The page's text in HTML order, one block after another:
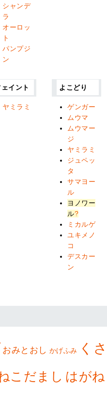
シャンデ
ラ
オーロッ
ト
パンプジ
ン
ェイント
ヤミラミ
よこどり
ゲンガー
ムウマ
ムウマー
ジ
ヤミラミ
ジュペッ
タ
サマヨー
ル
ヨノワー
ル?
ミカルゲ
ユキメノ
コ
デスカー
ン
おみとおし かげふみ くさ
こだまし はがね